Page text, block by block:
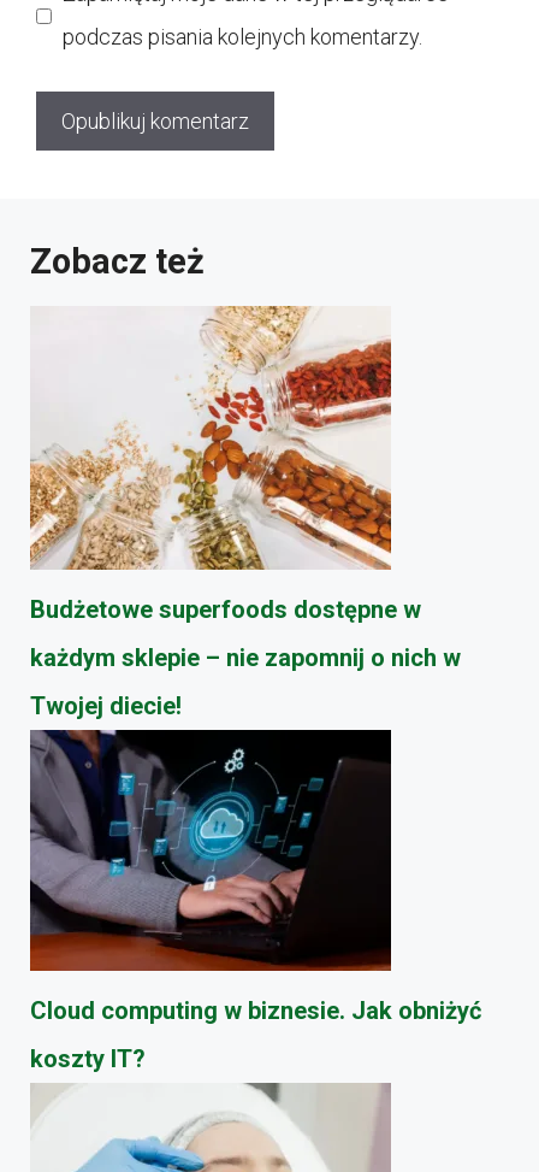
podczas pisania kolejnych komentarzy.
Zobacz też
Budżetowe superfoods dostępne w
każdym sklepie – nie zapomnij o nich w
Twojej diecie!
Cloud computing w biznesie. Jak obniżyć
koszty IT?